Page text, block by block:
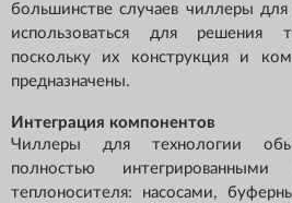
большинстве случаев чиллеры
использоваться для решения
поскольку их конструкция и
предназначены.
Интеграция компонентов
Чиллеры для технологии
полностью
теплоносителя: насосами,